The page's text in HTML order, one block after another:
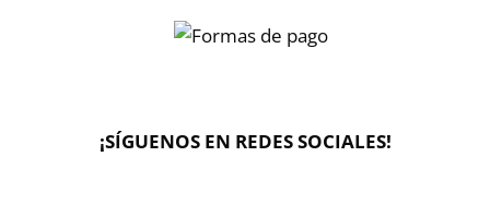
¡SÍGUENOS EN REDES SOCIALES!